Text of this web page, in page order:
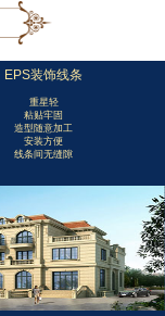
EPS装饰线条
重星轻
粘贴牢固
造型随意加工
安装方便
线条间无缝隙